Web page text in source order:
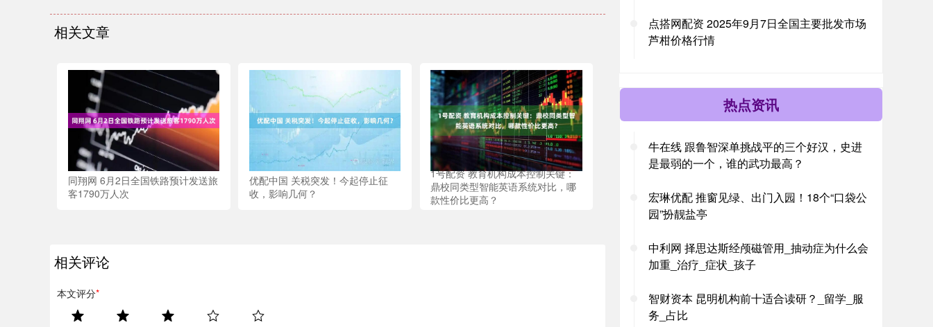
相关文章
同翔网 6月2日全国铁路预计发送旅
客1790万人次
优配中国 关税突发！今起停止征
收，影响几何？
1号配资 教育机构成本控制关键：
鼎校同类型智能英语系统对比，哪
款性价比更高？
相关评论
本文评分*
点搭网配资 2025年9月7日全国主要批发市场
芦柑价格行情
热点资讯
牛在线 跟鲁智深单挑战平的三个好汉，史进
是最弱的一个，谁的武功最高？
宏琳优配 推窗见绿、出门入园！18个“口袋公
园”扮靓盐亭
中利网 择思达斯经颅磁管用_抽动症为什么会
加重_治疗_症状_孩子
智财资本 昆明机构前十适合读研？_留学_服
务_占比